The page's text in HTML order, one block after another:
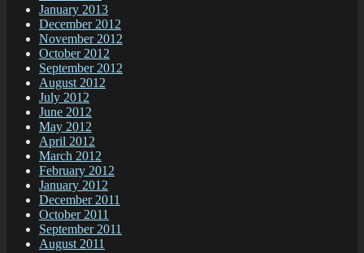
January 2013
December 2012
November 2012
October 2012
September 2012
August 2012
July 2012
June 2012
May 2012
April 2012
March 2012
February 2012
January 2012
December 2011
October 2011
September 2011
August 2011